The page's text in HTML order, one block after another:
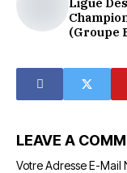
(Groupe
LEAVE A
Votre Adresse E-Mail